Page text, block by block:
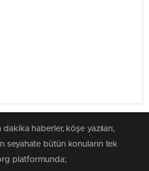
haberler, köşe yazıları,
seyahate bütün konuların tek
platformunda;